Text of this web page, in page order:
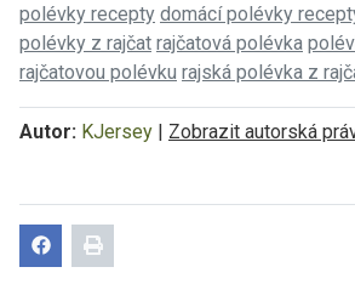
polévky recepty domácí polévky
polévky z rajčat rajčatová polévka
rajčatovou polévku rajská polévka z
Autor: KJersey | Zobrazit autorská